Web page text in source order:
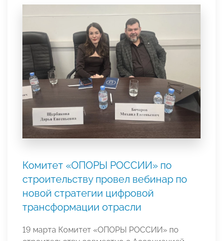
Комитет «ОПОРЫ РОССИИ» по
строительству провел вебинар по
новой стратегии цифровой
трансформации отрасли
19 марта Комитет «ОПОРЫ РОССИИ» по